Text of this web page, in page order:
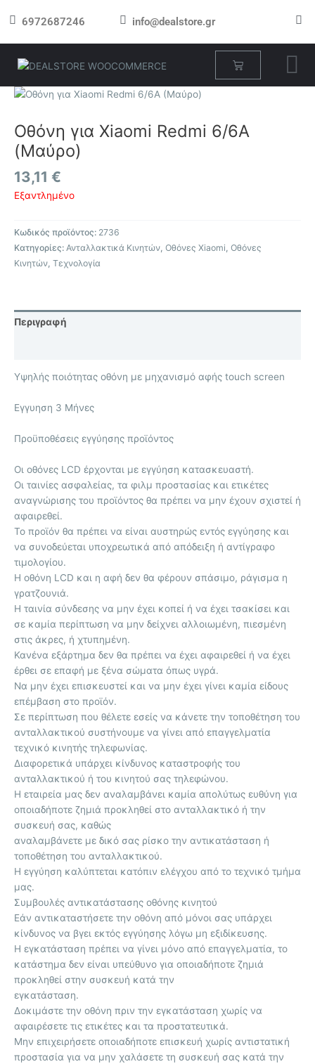
στο 6972687246 info@dealstore.gr
Cart
Οθόνη για Xiaomi Redmi 6/6A
(Μαύρο)
13,11 €
Εξαντλημένο
Κωδικός προϊόντος: 2736
Κατηγορίες: Ανταλλακτικά Κινητών Οθόνες Xiaomi Οθόνες
Κινητών Τεχνολογία
Περιγραφή
Υψηλής ποιότητας οθόνη με μηχανισμό αφής touch screen
Eγγυηση 3 Μήνες
Προϋποθέσεις εγγύησης προϊόντος
Οι οθόνες LCD έρχονται με εγγύηση κατασκευαστή.
Οι ταινίες ασφαλείας, τα φιλμ προστασίας και ετικέτες
αναγνώρισης του προϊόντος θα πρέπει να μην έχουν σχιστεί ή
αφαιρεθεί.
Το προϊόν θα πρέπει να είναι αυστηρώς εντός εγγύησης και
να συνοδεύεται υποχρεωτικά από απόδειξη ή αντίγραφο
τιμολογίου.
Η οθόνη LCD και η αφή δεν θα φέρουν σπάσιμο, ράγισμα η
γρατζουνιά.
Η ταινία σύνδεσης να μην έχει κοπεί ή να έχει τσακίσει και
σε καμία περίπτωση να μην δείχνει αλλοιωμένη, πιεσμένη
στις άκρες, ή χτυπημένη.
Κανένα εξάρτημα δεν θα πρέπει να έχει αφαιρεθεί ή να έχει
έρθει σε επαφή με ξένα σώματα όπως υγρά.
Να μην έχει επισκευστεί και να μην έχει γίνει καμία είδους
επέμβαση στο προϊόν.
Σε περίπτωση που θέλετε εσείς να κάνετε την τοποθέτηση του
ανταλλακτικού συστήνουμε να γίνει από επαγγελματία
τεχνικό κινητής τηλεφωνίας.
Διαφορετικά υπάρχει κίνδυνος καταστροφής του
ανταλλακτικού ή του κινητού σας τηλεφώνου.
Η εταιρεία μας δεν αναλαμβάνει καμία απολύτως ευθύνη για
οποιαδήποτε ζημιά προκληθεί στο ανταλλακτικό ή την
συσκευή σας, καθώς
αναλαμβάνετε με δικό σας ρίσκο την αντικατάσταση ή
τοποθέτηση του ανταλλακτικού.
Η εγγύηση καλύπτεται κατόπιν ελέγχου από το τεχνικό τμήμα
μας.
Συμβουλές αντικατάστασης οθόνης κινητού
Εάν αντικαταστήσετε την οθόνη από μόνοι σας υπάρχει
κίνδυνος να βγει εκτός εγγύησης λόγω μη εξιδίκευσης.
Η εγκατάσταση πρέπει να γίνει μόνο από επαγγελματία, το
κατάστημα δεν είναι υπεύθυνο για οποιαδήποτε ζημιά
προκληθεί στην συσκευή κατά την
εγκατάσταση.
Δοκιμάστε την οθόνη πριν την εγκατάσταση χωρίς να
αφαιρέσετε τις ετικέτες και τα προστατευτικά.
Μην επιχειρήσετε οποιαδήποτε επισκευή χωρίς αντιστατική
προστασία για να μην χαλάσετε τη συσκευή σας κατά την